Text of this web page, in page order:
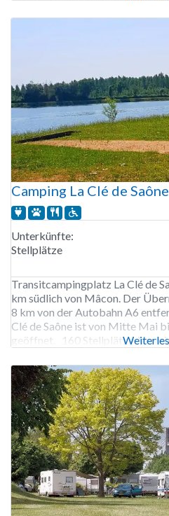
stimmungsvollen Lodge-Zelten
Camping La Clé de Saône
Unterkünfte:
Stellplätze
Transitcampingplatz La Clé de
km südlich von Mâcon. Der
8 km von der Autobahn A6
Clé de Saône ist von Mitte Mai
geöffnet. 160 Stellplätze.